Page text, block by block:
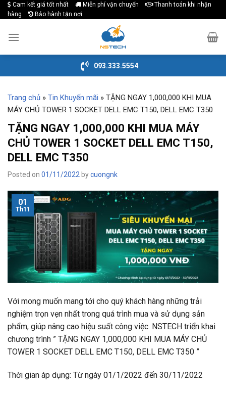
Skip
to
content
Cam kết giá tốt nhất Miễn phí vận chuyển
Thanh toán khi nhận
hàng
Bảo hành tận nơi
093.333.5554
Trang chủ » Tin Khuyến mãi » TẶNG NGAY 1,000,000 KHI MUA
MÁY CHỦ TOWER 1 SOCKET DELL EMC T150, DELL EMC T350
TẶNG NGAY 1,000,000 KHI MUA MÁY
CHỦ TOWER 1 SOCKET DELL EMC T150,
DELL EMC T350
Posted on 01/11/2022 bycuongnk
01
Th11
Với mong muốn mang tới cho quý khách hàng những trải
nghiệm trọn vẹn nhất trong quá trình mua và sử dụng sản
phẩm, giúp nâng cao hiệu suất công việc. NSTECH triển khai
chương trình ” TẶNG NGAY 1,000,000 KHI MUA MÁY CHỦ
TOWER 1 SOCKET DELL EMC T150, DELL EMC T350 ”
Thời gian áp dụng: Từ ngày 01/1/2022 đến 30/11/2022